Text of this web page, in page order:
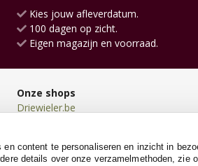
Kies jouw afleverdatum.
100 dagen op zicht.
Eigen magazijn en voorraad.
Onze shops
Driewieler.be
Loopwagen.be
content te personaliseren en inzicht in
details over onze verzamelmethoden, zie